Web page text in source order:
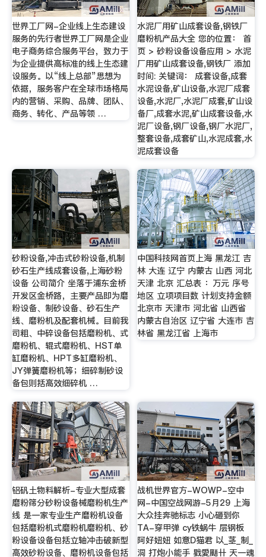
世界工厂网-企业线上生态建设
服务的先行者世界工厂网是企业
电子商务综合服务平台，致力于
为企业提供高标准的线上生态建
设服务。以“线上总部”思想为
依据，服务客户在全球市场格局
内的营销、采购、品牌、团队、
商务、转化、产品等领 …
水泥厂用矿山成套设备,钢铁厂
磨粉机产品大全 您的位置： 首
页 > 砂粉设备设备应用 > 水泥
厂用矿山成套设备,钢铁厂 添加
时间: 关键词： 成套设备,成套
水泥设备,矿山设备,水泥厂成套
设备,水泥厂,水泥厂成套,矿山设
备厂,成套水泥,矿山成套设备,水
泥厂设备,钢厂设备,钢厂水泥厂,
整套设备,成套矿山,水泥成套,水
泥成套设备
砂粉设备,冲击式砂粉设备,机制
砂石生产线成套设备,上海砂粉
设备 公司简介 坐落于浦东金桥
开发区金桥路，主要产品即为磨
粉设备、制砂设备、砂石生产
线、磨粉机及配套机械。目前我
司粗、中碎设备包括磨粉机、式
磨粉机、辊式磨粉机、HST单
缸磨粉机、HPT多缸磨粉机、
JY弹簧磨粉机等；细碎制砂设
备包则括高效细碎机 …
中国科技网首页上海 黑龙江 吉
林 大连 辽宁 内蒙古 山西 河北
天津 北京 汇总表 ：万元 序号
地区 立项项目数 计划支持金额
北京市 天津市 河北省 山西省
内蒙古自治区 辽宁省 大连市 吉
林省 黑龙江省 上海市
铝矾土物料解析-专业大型成套
磨粉筛分砂粉设备械磨粉机生产
线 是一家专业生产磨粉机设备
包括磨粉机式磨粉机磨粉机、砂
粉设备设备包括立轴冲击破新型
高效砂粉设备、磨粉机设备包括
战机世界官方-WOWP-空中
网-中国空战网游-5月29 上海
大众挂奔驰标志 小心砸到你
TA-穿甲弹 cy铁蜗牛 层钢板
阿好妞妞 如意D猫君 以_茎_制_
洞 打炮小能手 戥愛颵卄 天一魂